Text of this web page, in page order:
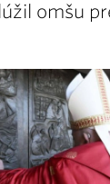
omšu